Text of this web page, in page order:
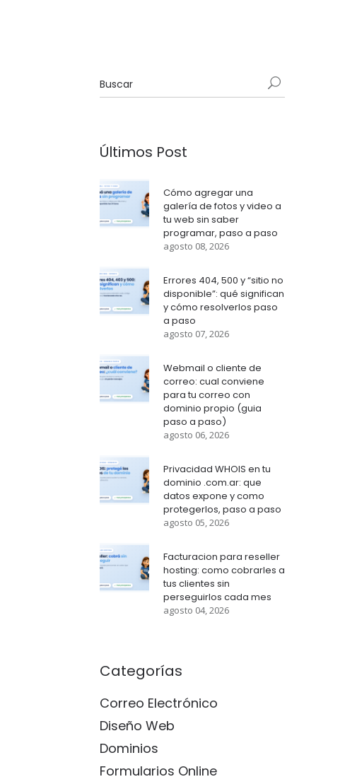
Últimos Post
Cómo agregar una
galería de fotos y video a
tu web sin saber
programar, paso a paso
agosto 08, 2026
Errores 404, 500 y “sitio no
disponible”: qué significan
y cómo resolverlos paso
a paso
agosto 07, 2026
Webmail o cliente de
correo: cual conviene
para tu correo con
dominio propio (guia
paso a paso)
agosto 06, 2026
Privacidad WHOIS en tu
dominio .com.ar: que
datos expone y como
protegerlos, paso a paso
agosto 05, 2026
Facturacion para reseller
hosting: como cobrarles a
tus clientes sin
perseguirlos cada mes
agosto 04, 2026
Categorías
Correo Electrónico
Diseño Web
Dominios
Formularios Online